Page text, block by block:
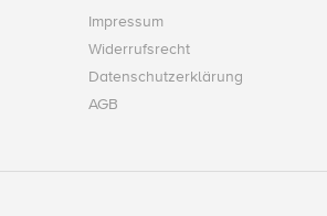
Impressum
Widerrufsrecht
Datenschutzerklärung
AGB